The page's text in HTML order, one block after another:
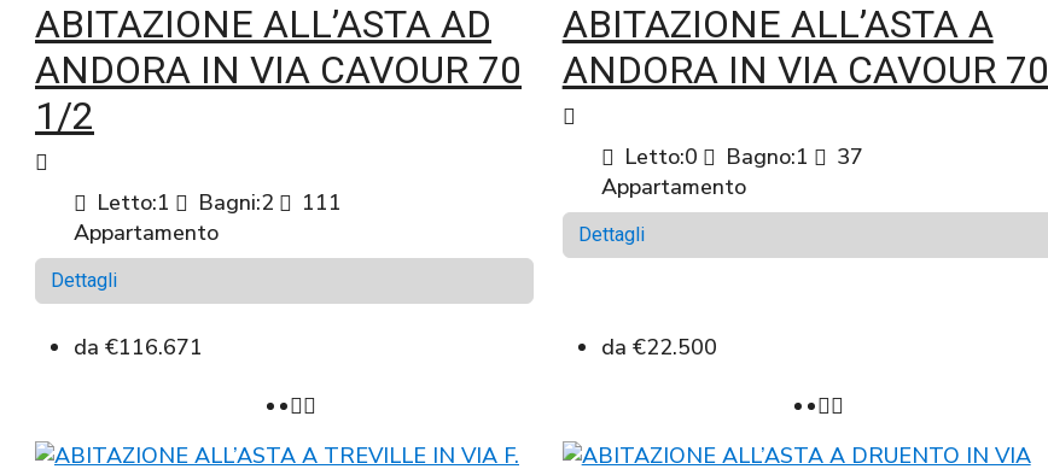
ABITAZIONE ALL’ASTA AD
ANDORA IN VIA CAVOUR 70
1/2
Letto:1 Bagni:2
111
Appartamento
Dettagli
ABITAZIONE ALL’ASTA A
ANDORA IN VIA CAVOUR 70
Letto:0 Bagno:1
37
Appartamento
Dettagli
da €116.671 da €22.500